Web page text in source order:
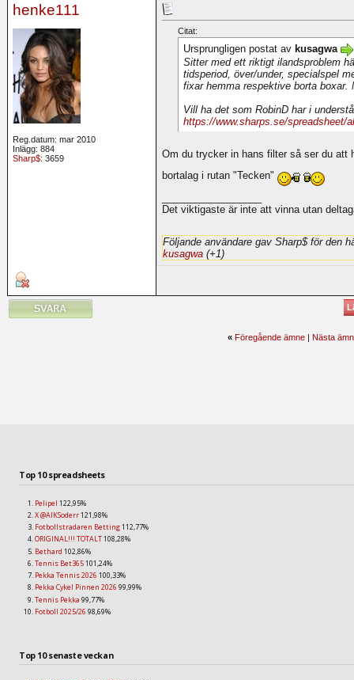
henke111
Reg.datum: mar 2010
Inlägg: 884
Sharp$: 3659
Citat:
Ursprungligen postat av kusagwa
Sitter med ett riktigt ilandsproblem
tidsperiod, över/under, specialspel
fixar hemma respektive borta boxar.
Vill ha det som RobinD har i
https://www.sharps.se/spreadsheet/
Om du trycker in hans filter så ser du att
bortalag i rutan "Tecken"
Det viktigaste är inte att vinna utan
Följande användare gav Sharp$ för den
kusagwa (+1)
« Föregående ämne| Nästa
Top 10 spreadsheets
Pelipel 122,95%
X @AIKSoderr121,98%
Fotbollstradaren Betting112,77%
ORIGINAL!!! TOTALT108,28%
Bethard 102,86%
Tennis Bet365101,24%
Pekka Tennis 2026 100,33%
Pekka Cykel Pinnen 2026 99,99%
Tennis Pekka 99,77%
Fotboll 2025/26 98,69%
Top 10 senaste veckan